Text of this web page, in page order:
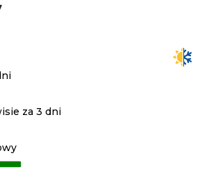
za 3 dni